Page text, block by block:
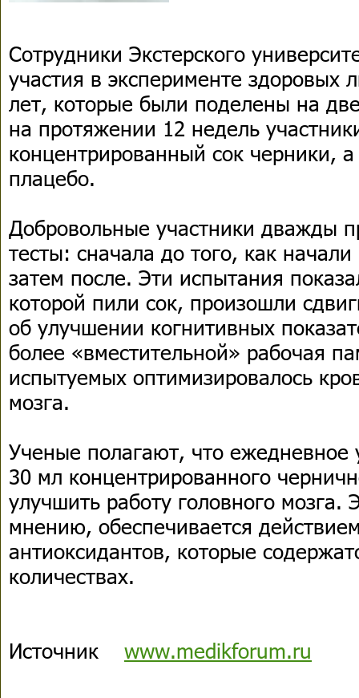
Сотрудники Экстерского
участия в эксперименте здоровых
лет, которые были поделены на
на протяжении 12 недель
концентрированный сок черники,
плацебо.
Добровольные участники дважды
тесты: сначала до того, как
затем после. Эти испытания
которой пили сок, произошли
об улучшении когнитивных
более «вместительной» рабочая
испытуемых оптимизировалось
мозга.
Ученые полагают, что ежедневное
30 мл концентрированного
улучшить работу головного мозга.
мнению, обеспечивается
антиоксидантов, которые
количествах.
Источник www.medikforum.ru